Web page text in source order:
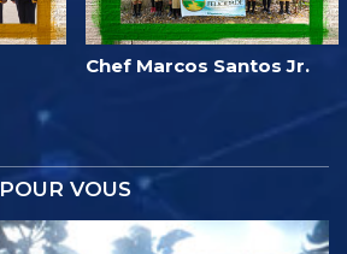
Chef Marcos Santos Jr.
POUR VOUS